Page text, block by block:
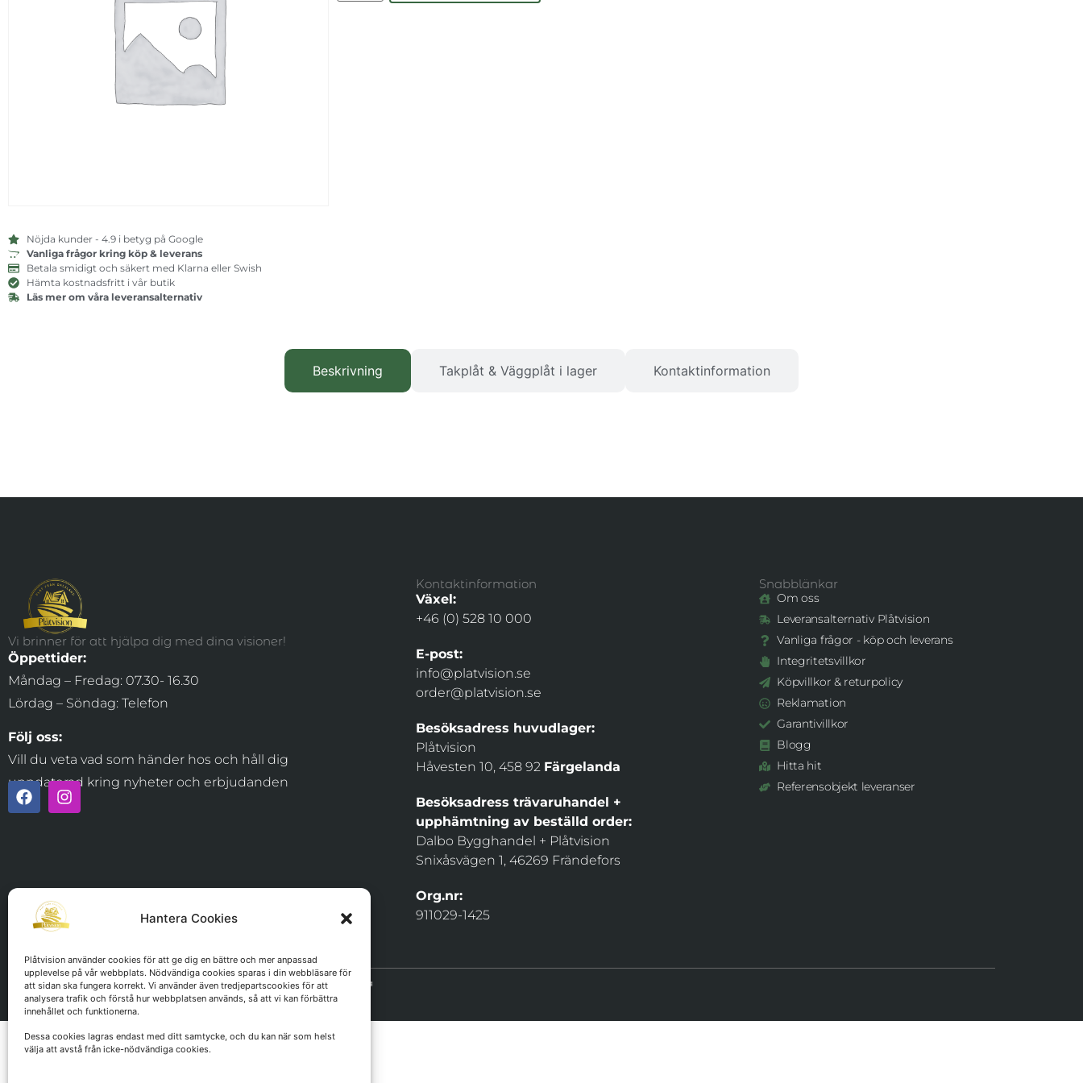
Hantera Cookies
Plåtvision använder cookies för att ge dig en bättre och mer anpassad
upplevelse på vår webbplats. Nödvändiga cookies sparas i din webbläsare för
att sidan ska fungera korrekt. Vi använder även tredjepartscookies för att
analysera trafik och förstå hur webbplatsen används, så att vi kan förbättra
innehållet och funktionerna.
Dessa cookies lagras endast med ditt samtycke, och du kan när som helst
välja att avstå från icke-nödvändiga cookies.
Nöjda kunder - 4.9 i betyg på Google
Vanliga frågor kring köp & leverans
Betala smidigt och säkert med Klarna eller Swish
Hämta kostnadsfritt i vår butik
Läs mer om våra leveransalternativ
Beskrivning Takplåt & Väggplåt i lager Kontaktinformation
Vi brinner för att hjälpa dig med dina visioner!
Öppettider:
Måndag – Fredag: 07.30- 16.30
Lördag – Söndag: Telefon
Följ oss:
Vill du veta vad som händer hos och håll dig
uppdaterad kring nyheter och erbjudanden
Kontaktinformation
Växel:
+46 (0) 528 10 000
E-post:
info@platvision.se
order@platvision.se
Besöksadress huvudlager:
Plåtvision
Håvesten 10, 458 92 Färgelanda
Besöksadress trävaruhandel +
upphämtning av beställd order:
Dalbo Bygghandel + Plåtvision
Snixåsvägen 1, 46269 Frändefors
Org.nr:
911029-1425
Snabblänkar
Om oss
Leveransalternativ Plåtvision
Vanliga frågor - köp och leverans
Integritetsvillkor
Köpvillkor & returpolicy
Reklamation
Garantivillkor
Blogg
Hitta hit
Referensobjekt leveranser